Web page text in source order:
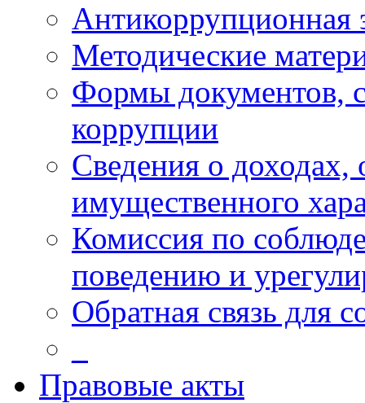
Антикоррупционная
Методические
Формы документов,
коррупции
Сведения о доходах,
имущественного
Комиссия по
поведению и
Обратная связь для
Правовые акты